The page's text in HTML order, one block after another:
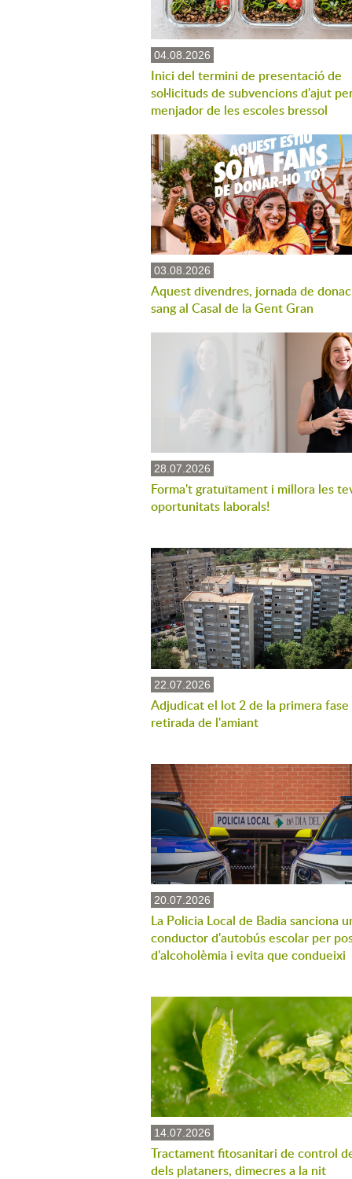
04.08.2026
Inici del termini de presentació de
sol·licituds de subvencions d'ajut
menjador de les escoles bressol
03.08.2026
Aquest divendres, jornada de
sang al Casal de la Gent Gran
28.07.2026
Forma't gratuïtament i millora les
oportunitats laborals!
22.07.2026
Adjudicat el lot 2 de la primera fase
retirada de l'amiant
20.07.2026
La Policia Local de Badia sanciona
conductor d'autobús escolar per
d'alcoholèmia i evita que condueixi
14.07.2026
Tractament fitosanitari de control
dels plataners, dimecres a la nit